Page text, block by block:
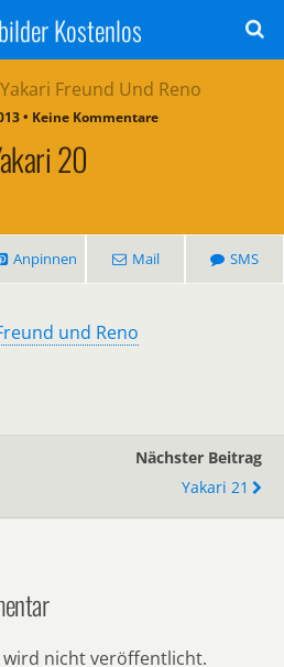
Kostenlos
• Keine Kommentare
20
Anpinnen Mail SMS
Nächster Beitrag
Yakari 21
wird nicht veröffentlicht.